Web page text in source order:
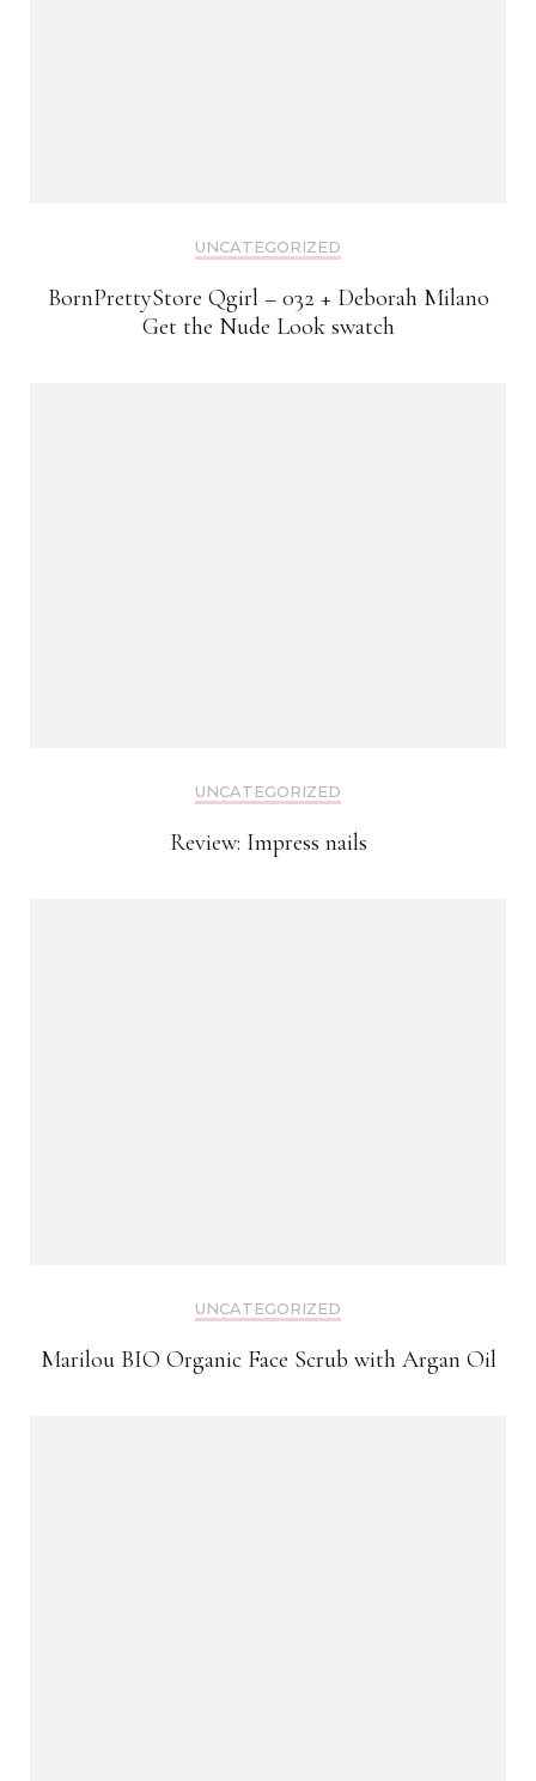
UNCATEGORIZED
BornPrettyStore Qgirl – 032 + Deborah Milano
Get the Nude Look swatch
UNCATEGORIZED
Review: Impress nails
UNCATEGORIZED
Marilou BIO Organic Face Scrub with Argan Oil